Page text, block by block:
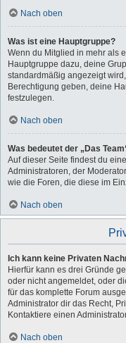
Nach oben
Was ist eine Hauptgruppe?
Wenn du Mitglied in mehr als
Hauptgruppe dazu, deine
standardmäßig angezeigt
Berechtigung geben, deine
festzulegen.
Nach oben
Was bedeutet der „Das
Auf dieser Seite findest du
Administratoren, der
wie die Foren, die diese im
Nach oben
Ich kann keine Privaten
Hierfür kann es drei Gründe
oder nicht angemeldet, oder
für das komplette Forum
Administrator dir das Recht,
Kontaktiere einen
Nach oben